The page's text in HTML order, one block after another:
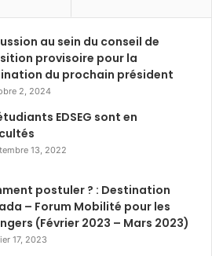
au sein du conseil de
provisoire pour la
du prochain président
2, 2024
EDSEG sont en
13, 2022
postuler ? : Destination
– Forum Mobilité pour les
(Février 2023 – Mars 2023)
17, 2023